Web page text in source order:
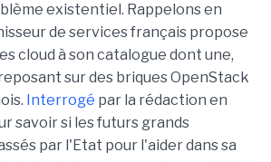
existentiel. Rappelons en
de services français propose
cloud à son catalogue dont une,
sur des briques OpenStack
Interrogé par la rédaction en
savoir si les futurs grands
par l'Etat pour l'aider dans sa